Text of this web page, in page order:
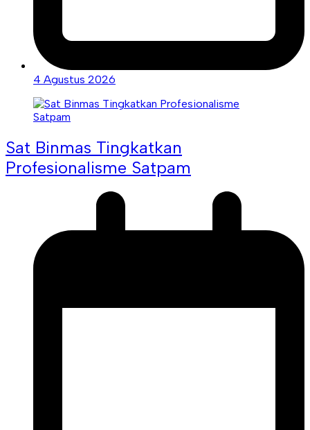
4 Agustus 2026
Sat Binmas Tingkatkan
Profesionalisme Satpam